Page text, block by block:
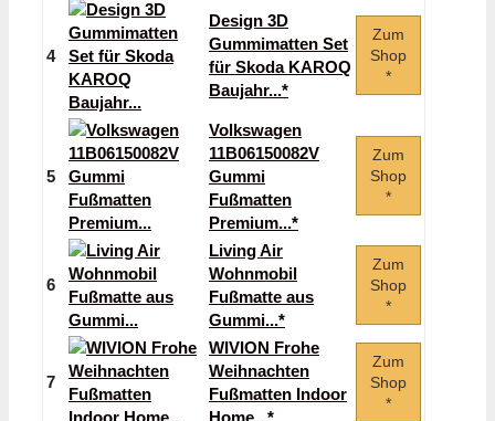
4
Design 3D
Gummimatten Set
für Skoda KAROQ
Baujahr...*
Zum
Shop
*
5
Volkswagen
11B06150082V
Gummi
Fußmatten
Premium...*
Zum
Shop
*
6
Living Air
Wohnmobil
Fußmatte aus
Gummi...*
Zum
Shop
*
7
WIVION Frohe
Weihnachten
Fußmatten Indoor
Zum
Shop
*